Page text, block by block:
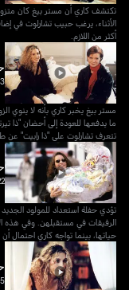
تكتشف كاري أن مستر بيغ كان
الأثناء، يرغب حبيب تشارلوت في
أكثر من اللازم.
مستر بيغ يخبر كاري بأنه لا ينوي
ما يدفعها للعودة إلى أحضان "ذا
تتعرف تشارلوت على "ذا رابيت"
تؤدي حفلة استعداد للمولود
الرفيقات في مستقبلهن. وفي هذه
حياتها، بينما تواجه كاري احتمال